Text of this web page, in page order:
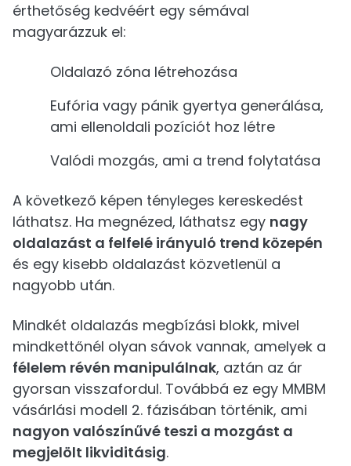
érthetőség kedvéért egy sémával
magyarázzuk el:
Oldalazó zóna létrehozása
Eufória vagy pánik gyertya generálása,
ami ellenoldali pozíciót hoz létre
Valódi mozgás, ami a trend folytatása
A következő képen tényleges kereskedést
láthatsz. Ha megnézed, láthatsz egy nagy
oldalazást a felfelé irányuló trend közepén
és egy kisebb oldalazást közvetlenül a
nagyobb után.
Mindkét oldalazás megbízási blokk, mivel
mindkettőnél olyan sávok vannak, amelyek a
félelem révén manipulálnak, aztán az ár
gyorsan visszafordul. Továbbá ez egy MMBM
vásárlási modell 2. fázisában történik, ami
nagyon valószínűvé teszi a mozgást a
megjelölt likviditásig.